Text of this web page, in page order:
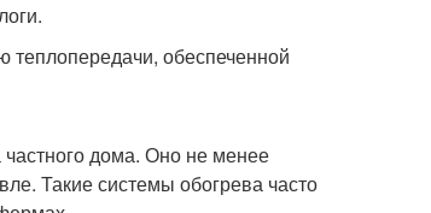
обеспеченной
дома. Оно не менее
Такие системы обогрева часто